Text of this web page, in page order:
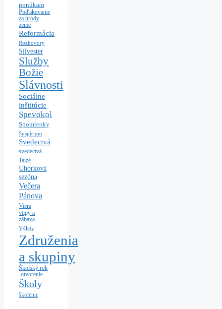
ponúkam
Poďakovanie
za úrody
zeme
Reformácia
Rozhovory
Silvester
Služby
Božie
Slávnosti
Sociálne
inštitúcie
Spevokol
Spomienky
Suspírium
Svedectvá
svedectvá
Taizé
Uhorková
sezóna
Večera
Pánova
Viera
vtipy a
zábava
Výlety
Združenia
a skupiny
Školský rok
-otvorenie
Školy
školenie